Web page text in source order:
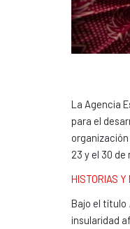
La Agencia
para el
organización
23 y el 30 de
HISTORIAS Y
Bajo el título
insularidad